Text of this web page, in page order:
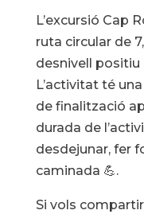
L’excursió Cap
ruta circular de
desnivell positiu
L’activitat té
de finalització
durada de
desdejunar, fer
caminada 💪.
Si vols